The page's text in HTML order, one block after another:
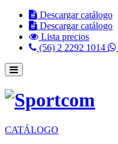
Descargar catálogo
Descargar catálogo
Lista precios
(56) 2 2292 1014
CATÁLOGO